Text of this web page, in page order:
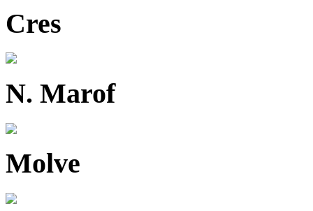
Cres
N. Marof
Molve